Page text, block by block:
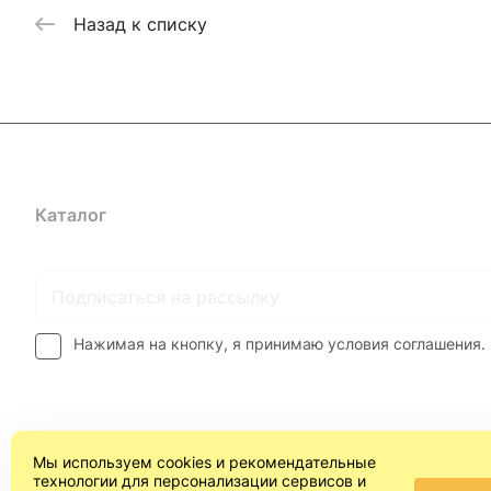
Назад к списку
Каталог
Нажимая на кнопку, я принимаю условия соглашения.
Мы используем cookies и рекомендательные
технологии для персонализации сервисов и